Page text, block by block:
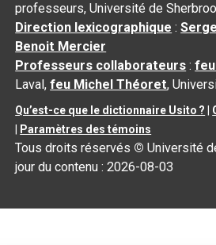
professeurs, Université de
Direction lexicographique :
Benoit Mercier
Professeurs collaborateurs :
Laval,feu Michel Théoret,
Qu’est-ce que le dictionnaire Usito ?
Paramètres des témoins
Tous droits réservés © Université
jour du contenu :2026-08-03